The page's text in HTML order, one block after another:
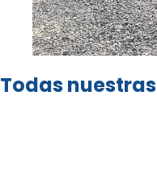
Todas nuestras